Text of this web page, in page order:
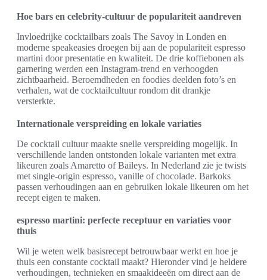
Hoe bars en celebrity-cultuur de populariteit aandreven
Invloedrijke cocktailbars zoals The Savoy in Londen en
moderne speakeasies droegen bij aan de populariteit espresso
martini door presentatie en kwaliteit. De drie koffiebonen als
garnering werden een Instagram-trend en verhoogden
zichtbaarheid. Beroemdheden en foodies deelden foto’s en
verhalen, wat de cocktailcultuur rondom dit drankje
versterkte.
Internationale verspreiding en lokale variaties
De cocktail cultuur maakte snelle verspreiding mogelijk. In
verschillende landen ontstonden lokale varianten met extra
likeuren zoals Amaretto of Baileys. In Nederland zie je twists
met single-origin espresso, vanille of chocolade. Barkoks
passen verhoudingen aan en gebruiken lokale likeuren om het
recept eigen te maken.
espresso martini: perfecte receptuur en variaties voor
thuis
Wil je weten welk basisrecept betrouwbaar werkt en hoe je
thuis een constante cocktail maakt? Hieronder vind je heldere
verhoudingen, technieken en smaakideeën om direct aan de